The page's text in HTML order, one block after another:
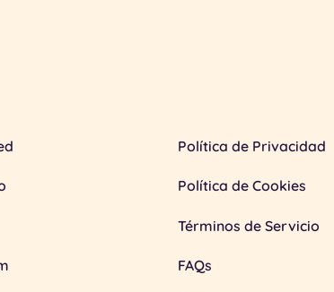
Política de Privacidad
Política de Cookies
Términos de Servicio
FAQs